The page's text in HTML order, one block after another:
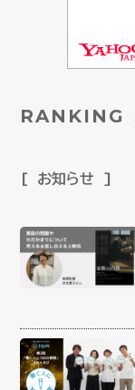
RANKING
お知らせ